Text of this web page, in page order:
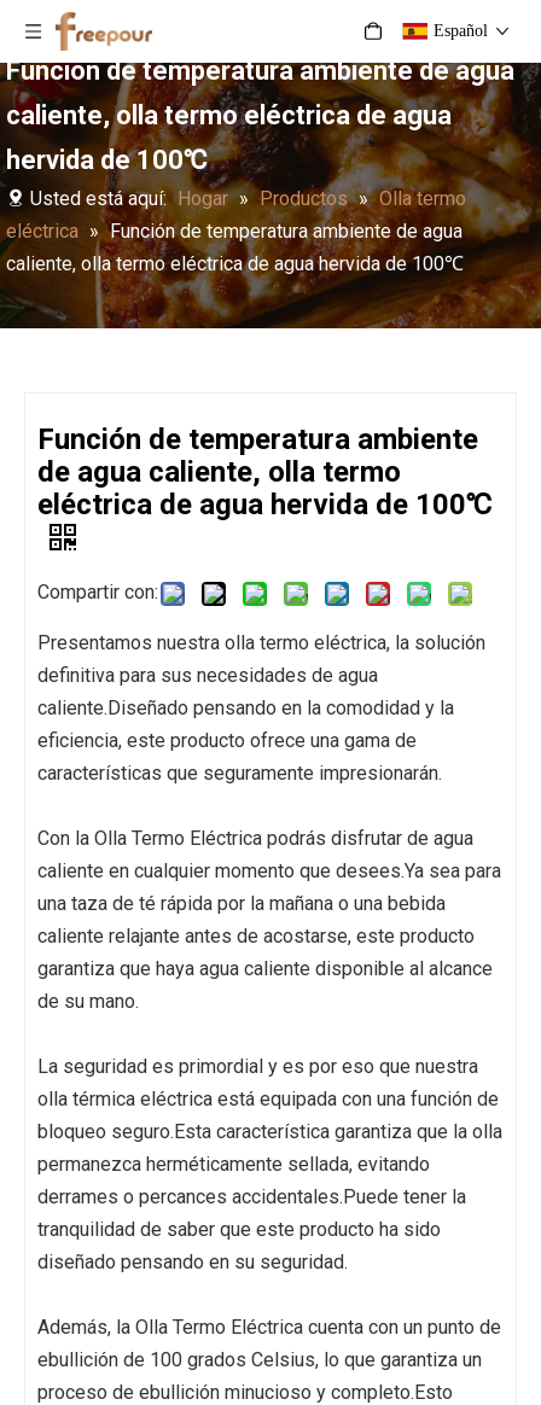
Español
Función de temperatura ambiente de agua
caliente, olla termo eléctrica de agua
hervida de 100℃
Usted está aquí: Hogar » Productos » Olla termo
eléctrica » Función de temperatura ambiente de agua
caliente, olla termo eléctrica de agua hervida de 100℃
Función de temperatura ambiente
de agua caliente, olla termo
eléctrica de agua hervida de 100℃
Compartir con:
Presentamos nuestra olla termo eléctrica, la solución
definitiva para sus necesidades de agua
caliente.Diseñado pensando en la comodidad y la
eficiencia, este producto ofrece una gama de
características que seguramente impresionarán.
Con la Olla Termo Eléctrica podrás disfrutar de agua
caliente en cualquier momento que desees.Ya sea para
una taza de té rápida por la mañana o una bebida
caliente relajante antes de acostarse, este producto
garantiza que haya agua caliente disponible al alcance
de su mano.
La seguridad es primordial y es por eso que nuestra
olla térmica eléctrica está equipada con una función de
bloqueo seguro.Esta característica garantiza que la olla
permanezca herméticamente sellada, evitando
derrames o percances accidentales.Puede tener la
tranquilidad de saber que este producto ha sido
diseñado pensando en su seguridad.
Además, la Olla Termo Eléctrica cuenta con un punto de
ebullición de 100 grados Celsius, lo que garantiza un
proceso de ebullición minucioso y completo.Esto